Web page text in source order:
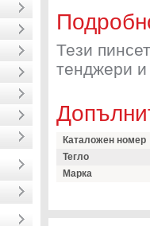
Тези
тенджери и
Каталожен номер
Тегло
Марка